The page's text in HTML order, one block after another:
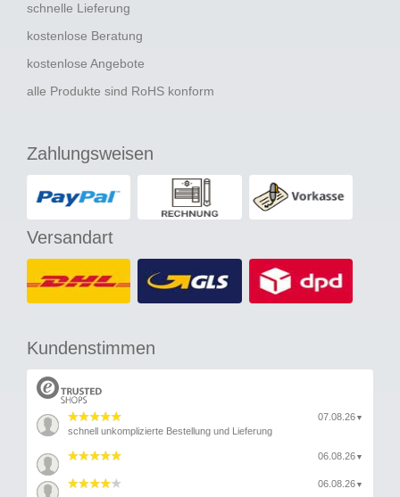
schnelle Lieferung
kostenlose Beratung
kostenlose Angebote
alle Produkte sind RoHS konform
Zahlungsweisen
Versandart
Kundenstimmen
07.08.26 ▼
schnell unkomplizierte Bestellung und Lieferung
06.08.26 ▼
06.08.26 ▼